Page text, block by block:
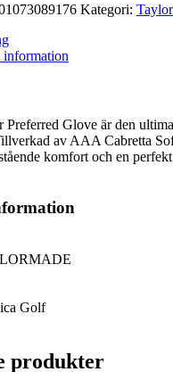
Kategori:
Preferred Glove är den
av AAA Cabretta
komfort och en
Golf
produkter